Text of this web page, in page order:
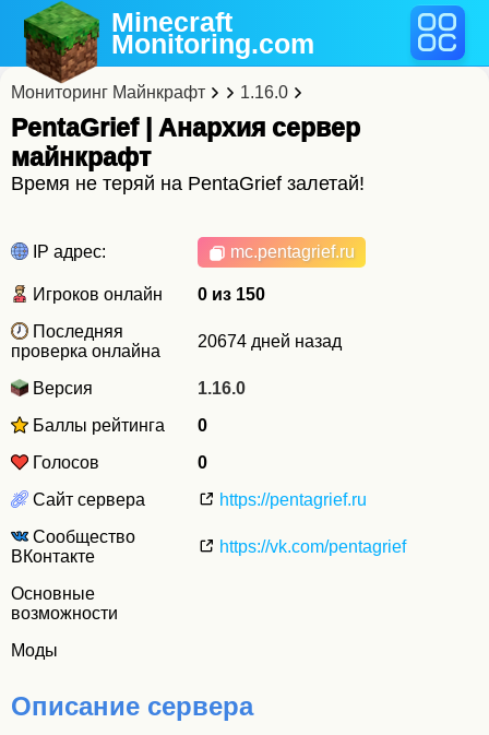
Minecraft
Monitoring.com
Мониторинг Майнкрафт 1.16.0
PentaGrief | Анархия cервер
майнкрафт
Время не теряй на PentaGrief залетай!
IP адрес: mc.pentagrief.ru
Игроков онлайн
0 из 150
Последняя
проверка онлайна
20674 дней назад
Версия
1.16.0
Баллы рейтинга
0
Голосов
0
Сайт сервера
https://pentagrief.ru
Сообщество
ВКонтакте
https://vk.com/pentagrief
Основные
возможности
Моды
Описание сервера